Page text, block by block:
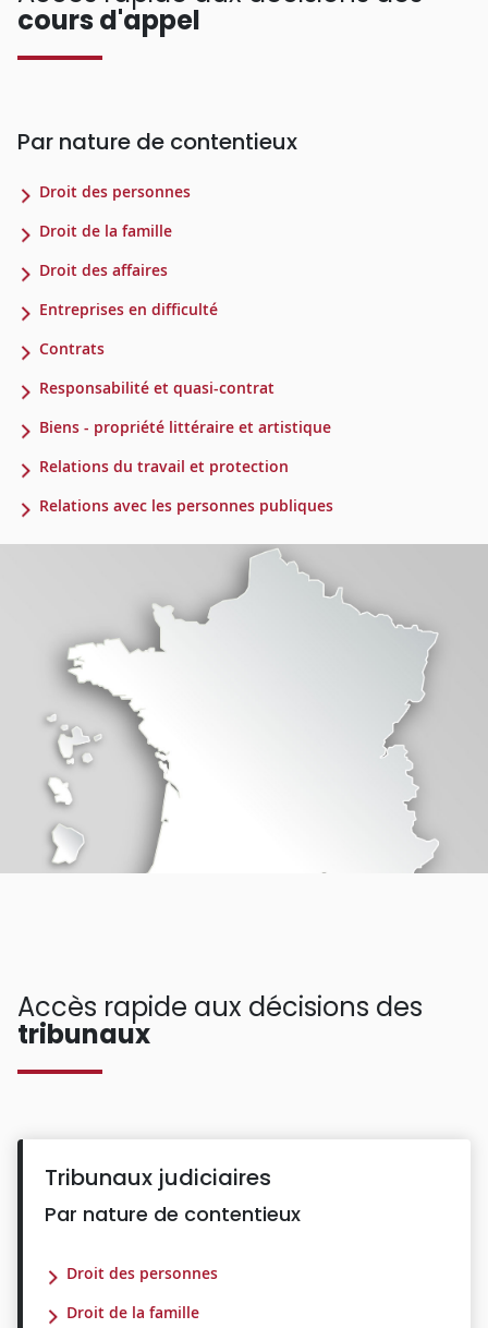
cours d'appel
Par nature de contentieux
Droit des personnes
Droit de la famille
Droit des affaires
Entreprises en difficulté
Contrats
Responsabilité et quasi-contrat
Biens - propriété littéraire et artistique
Relations du travail et protection
Relations avec les personnes publiques
Accès rapide aux décisions des
tribunaux
Tribunaux judiciaires
Par nature de contentieux
Droit des personnes
Droit de la famille